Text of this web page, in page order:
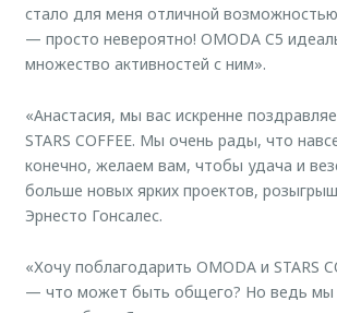
стало для меня отличной
— просто невероятно! OMODA C5
множество активностей с ним».
«Анастасия, мы вас искренне
STARS COFFEE. Мы очень рады, что
конечно, желаем вам, чтобы удача и
больше новых ярких проектов,
Эрнесто Гонсалес.
«Хочу поблагодарить OMODA и STARS
— что может быть общего? Но ведь мы